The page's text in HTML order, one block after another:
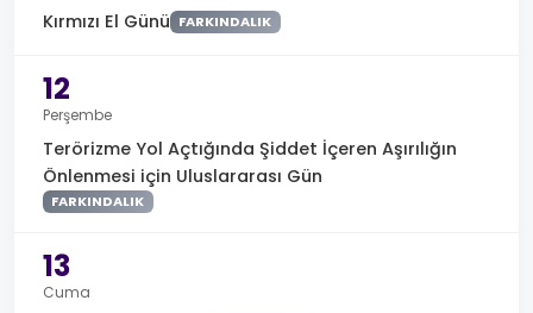
Kırmızı El Günü FARKINDALIK
12
Perşembe
Terörizme Yol Açtığında Şiddet İçeren Aşırılığın
Önlenmesi için Uluslararası Gün
FARKINDALIK
13
Cuma